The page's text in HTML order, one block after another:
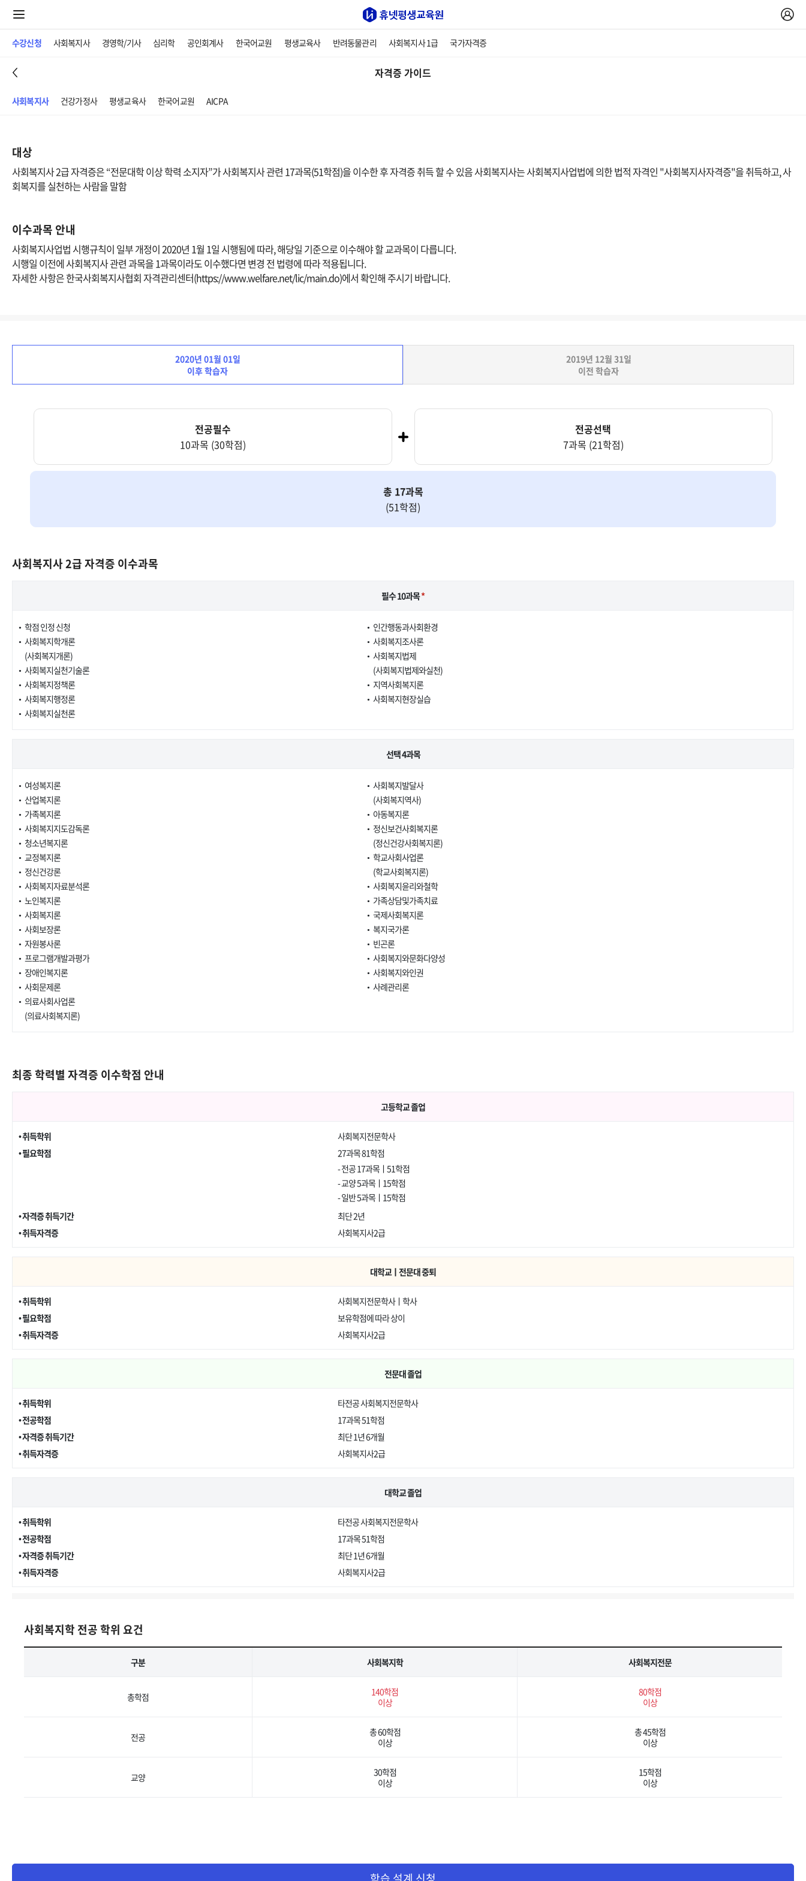
수강신청 사회복지사 경영학/기사 심리학 공인회계사 한국어교원 평생교육사 반려동물관리 사회복지사 1급 국가자격증
자격증 가이드
사회복지사 건강가정사 평생교육사 한국어교원 AICPA
대상
사회복지사 2급 자격증은 “전문대학 이상 학력 소지자”가 사회복지사 관련 17과목(51학점)을 이수한 후 자격증 취득 할 수 있음 사회복지사는 사회복지사업법에 의한 법적 자격인 "사회복지사자격증"을 취득하고, 사
회복지를 실천하는 사람을 말함
이수과목 안내
사회복지사업법 시행규칙이 일부 개정이 2020년 1월 1일 시행됨에 따라, 해당일 기준으로 이수해야 할 교과목이 다릅니다.
시행일 이전에 사회복지사 관련 과목을 1과목이라도 이수했다면 변경 전 법령에 따라 적용됩니다.
자세한 사항은 한국사회복지사협회 자격관리센터(https://www.welfare.net/lic/main.do)에서 확인해 주시기 바랍니다.
2020년 01월 01일
이후 학습자
2019년 12월 31일
이전 학습자
전공필수
10과목 (30학점)
전공선택
7과목 (21학점)
총 17과목
(51학점)
사회복지사 2급 자격증 이수과목
필수 10과목*
학점 인정 신청
사회복지학개론
(사회복지개론)
사회복지실천기술론
사회복지정책론
사회복지행정론
사회복지실천론
인간행동과사회환경
사회복지조사론
사회복지법제
(사회복지법제와실천)
지역사회복지론
사회복지현장실습
선택 4과목
여성복지론
산업복지론
가족복지론
사회복지지도감독론
청소년복지론
교정복지론
정신건강론
사회복지자료분석론
노인복지론
사회복지론
사회보장론
자원봉사론
프로그램개발과평가
장애인복지론
사회문제론
의료사회사업론
(의료사회복지론)
사회복지발달사
(사회복지역사)
아동복지론
정신보건사회복지론
(정신건강사회복지론)
학교사회사업론
(학교사회복지론)
사회복지윤리와철학
가족상담및가족치료
국제사회복지론
복지국가론
빈곤론
사회복지와문화다양성
사회복지와인권
사례관리론
최종 학력별 자격증 이수학점 안내
고등학교 졸업
• 취득학위
사회복지전문학사
• 필요학점
27과목 81학점
- 전공 17과목ㅣ51학점
- 교양 5과목ㅣ15학점
- 일반 5과목ㅣ15학점
• 자격증 취득기간
최단 2년
• 취득자격증
사회복지사2급
대학교ㅣ전문대 중퇴
• 취득학위
사회복지전문학사ㅣ학사
• 필요학점
보유학점에 따라 상이
• 취득자격증
사회복지사2급
전문대 졸업
• 취득학위
타전공 사회복지전문학사
• 전공학점
17과목 51학점
• 자격증 취득기간
최단 1년 6개월
• 취득자격증
사회복지사2급
대학교 졸업
• 취득학위
타전공 사회복지전문학사
• 전공학점
17과목 51학점
• 자격증 취득기간
최단 1년 6개월
• 취득자격증
사회복지사2급
사회복지학 전공 학위 요건
구분 사회복지학 사회복지전문
총학점
140학점
이상
80학점
이상
전공
총 60학점
이상
총 45학점
이상
교양
30학점
이상
15학점
이상